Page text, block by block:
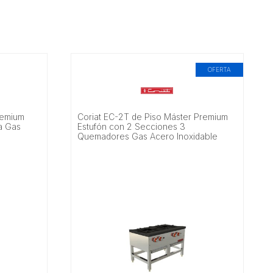
Gas
OFERTA
Coriat EC-2T de Piso Máster Premium
Estufón con 2 Secciones 3
Quemadores Gas Acero Inoxidable